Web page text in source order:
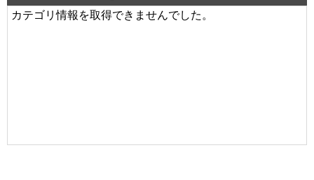
カテゴリ情報を取得できませんでした。